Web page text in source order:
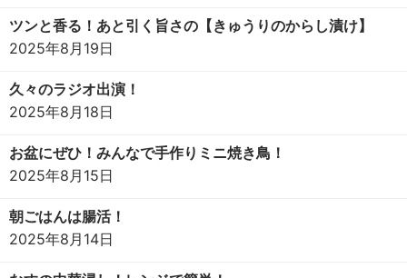
ツンと香る！あと引く旨さの【きゅうりのからし漬け】
2025年8月19日
久々のラジオ出演！
2025年8月18日
お盆にぜひ！みんなで手作りミニ焼き鳥！
2025年8月15日
朝ごはんは腸活！
2025年8月14日